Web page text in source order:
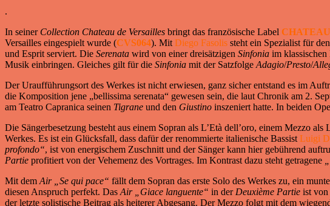
.
In seiner Collection Chateau de Versailles bringt das französische Label
Versailles eingespielt wurde (CVS064). Mit Diego Fasolis steht ein Spezialist für
und Esprit serviert. Die Serenata wird von einer dreisätzigen Sinfonia im
Musik einbringen. Gleiches gilt für die Sinfonia mit der Satzfolge Adagio/Presto/
Der Uraufführungsort des Werkes ist nicht erwiesen, ganz sicher entstand es im
die Komposition jene „bellissima serenata“ gewesen sein, die laut Chronik am 2.
am Teatro Capranica seinen Tigrane und den Giustino inszeniert hatte. In beiden
Die Sängerbesetzung besteht aus einem Sopran als L’Età dell’oro, einem Mezzo
Werkes. Es ist ein Glücksfall, dass dafür der renommierte italienische Bassist Luigi
profondo“, ist von energischem Zuschnitt und der Sänger kann hier gebührend
Partie profitiert von der Vehemenz des Vortrages. Im Kontrast dazu steht getragene
Mit dem Air „Se qui pace“ fällt dem Sopran das erste Solo des Werkes zu, ein
diesen Anspruch perfekt. Das Air „Giace languente“ in der Deuxième Partie ist
der letzte solistische Beitrag als heiterer Abgesang. Der Mezzo folgt mit dem